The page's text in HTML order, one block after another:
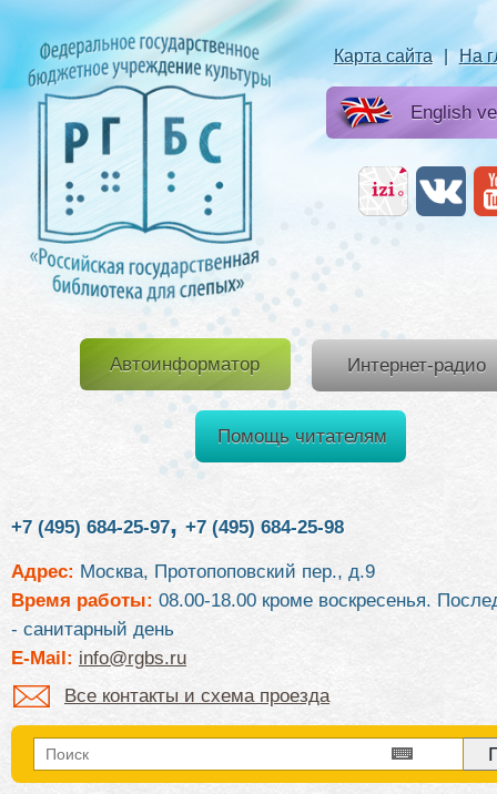
Карта сайта | На
English
Автоинформатор Интернет-радио
Помощь читателям
+7 (495) 684-25-97, +7 (495) 684-25-98
Адрес: Москва, Протопоповский пер., д.9
Время работы: 08.00-18.00 кроме воскресенья.
- санитарный день
E-Mail: info@rgbs.ru
Все контакты и схема проезда